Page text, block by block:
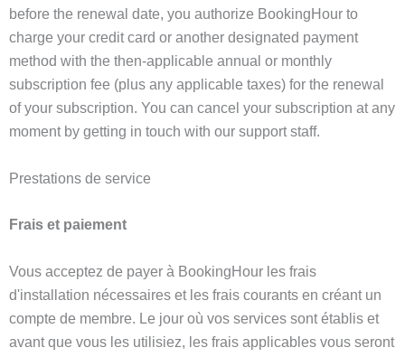
before the renewal date, you authorize BookingHour to
charge your credit card or another designated payment
method with the then-applicable annual or monthly
subscription fee (plus any applicable taxes) for the renewal
of your subscription. You can cancel your subscription at any
moment by getting in touch with our support staff.
Prestations de service
Frais et paiement
Vous acceptez de payer à BookingHour les frais
d'installation nécessaires et les frais courants en créant un
compte de membre. Le jour où vos services sont établis et
avant que vous les utilisiez, les frais applicables vous seront